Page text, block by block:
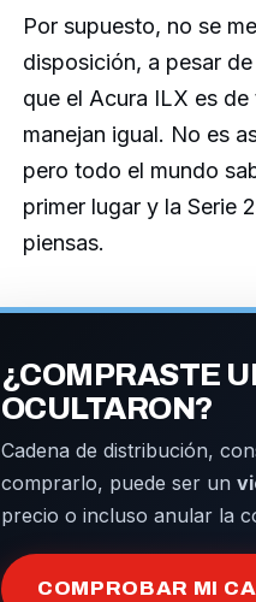
Por supuesto, no se
disposición, a pesar
que el Acura ILX es
manejan igual. No es
pero todo el mundo
primer lugar y la Serie
piensas.
¿COMPRASTE
OCULTARON?
Cadena de distribución,
comprarlo, puede ser un
precio o incluso anular la
COMPROBAR MI